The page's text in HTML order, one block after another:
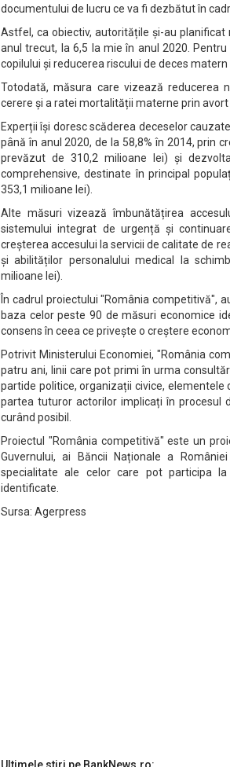
documentului de lucru ce va fi dezbătut în
Astfel, ca obiectiv, autoritățile și-au
anul trecut, la 6,5 la mie în anul 2020.
copilului și reducerea riscului de deces
Totodată, măsura care vizează reducerea
cerere și a ratei mortalității materne prin avort
Experții își doresc scăderea deceselor
până în anul 2020, de la 58,8% în 2014, prin
prevăzut de 310,2 milioane lei) și
comprehensive, destinate în principal
353,1 milioane lei).
Alte măsuri vizează îmbunătățirea
sistemului integrat de urgență și
creșterea accesului la servicii de calitate de
și abilităților personalului medical la
milioane lei).
În cadrul proiectului "România competitivă",
baza celor peste 90 de măsuri economice
consens în ceea ce privește o creștere
Potrivit Ministerului Economiei, "România
patru ani, linii care pot primi în urma
partide politice, organizații civice, elementele
partea tuturor actorilor implicați în
curând posibil.
Proiectul "România competitivă" este un
Guvernului, ai Băncii Naționale a
specialitate ale celor care pot participa
identificate.
Sursa: Agerpress